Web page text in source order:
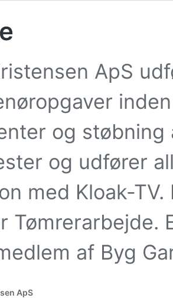
ApS
og
og udfører
med Kloak-
Tømrerarbejde.
af Byg
ApS